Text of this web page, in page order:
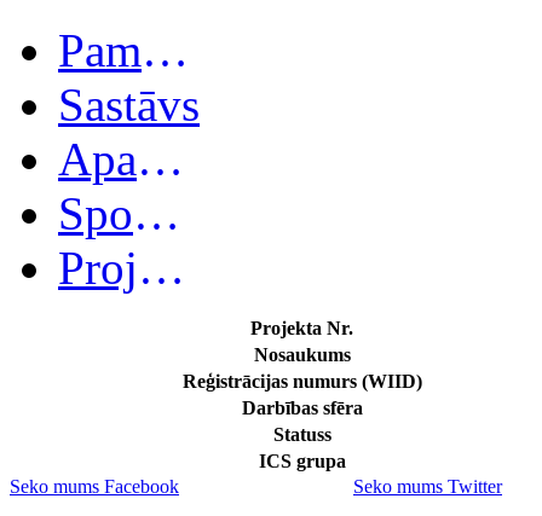
Pamatinformācija
Sastāvs
Apakškomitejas
Spoguļkomitejas
Projekti
Projekta Nr.
Nosaukums
Reģistrācijas numurs (WIID)
Darbības sfēra
Statuss
ICS grupa
Seko mums Facebook
Seko mums Twitter